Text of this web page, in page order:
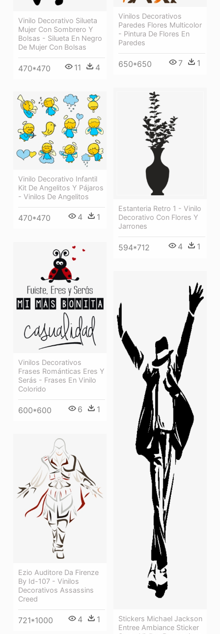
Vinilo Decorativo Silueta
Mujer Con Sombrero Y
Bolsas - Silueta En Negro
De Mujer Con Bolsas
470*470 11 4
Vinilos Decorativos
Paredes Flores Multicolor
- Pintura De Flores En
Paredes
650*650 7 1
Estanteria Retro 1 - Vinilo
Decorativo Con Flores Y
Jarrones
594*712 4 1
Vinilo Decorativo Infantil
Kit De Angelitos Y Pájaros
- Vinilos De Angelitos
470*470 4 1
Vinilos Decorativos
Frases Románticas Eres Y
Serás - Frases En Vinilo
Colorido
600*600 6 1
Stickers Michael Jackson
Entree Ambiance Sticker
Ezio Auditore Da Firenze
By Id-107 - Vinilos
Decorativos Assassins
Creed
721*1000 4 1